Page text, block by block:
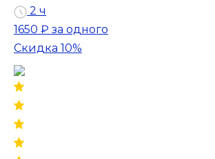
2 ч
1650 ₽ за одного
Скидка 10%